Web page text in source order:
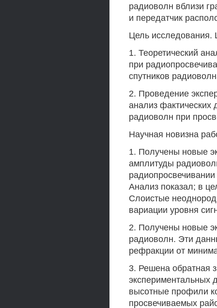
радиоволн вблизи
и передатчик
Цель исследования.
1. Теоретический
при
спутников
2. Проведение
анализ фактических
радиоволн при
Научная новизна
1. Получены новые
амплитуды
Анализ показал; в
Слоистые
вариации уровня
2. Получены новые
радиоволн. Эти
рефракции от
3. Решена обратная
экспериментальных
высотные профили
просвечиваемых